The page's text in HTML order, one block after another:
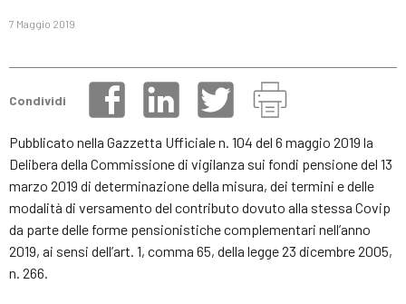
7 Maggio 2019
Condividi
Pubblicato nella Gazzetta Ufficiale n. 104 del 6 maggio 2019 la
Delibera della Commissione di vigilanza sui fondi pensione del 13
marzo 2019 di determinazione della misura, dei termini e delle
modalità di versamento del contributo dovuto alla stessa Covip
da parte delle forme pensionistiche complementari nell’anno
2019, ai sensi dell’art. 1, comma 65, della legge 23 dicembre 2005,
n. 266.